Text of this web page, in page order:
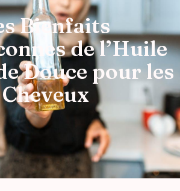
Bienfaits
de l’Huile
Douce pour les
Cheveux